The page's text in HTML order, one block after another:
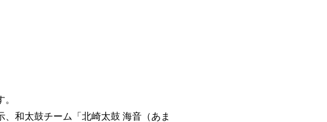
和太鼓チーム「北崎太鼓 海音（あま